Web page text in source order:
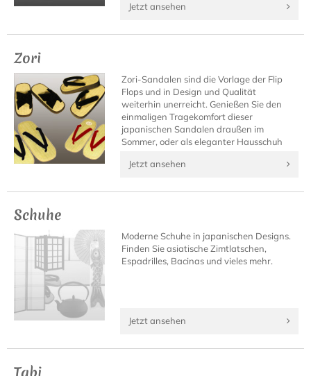
Jetzt ansehen
Zori
Zori-Sandalen sind die Vorlage der Flip
Flops und in Design und Qualität
weiterhin unerreicht. Genießen Sie den
einmaligen Tragekomfort dieser
japanischen Sandalen draußen im
Sommer, oder als eleganter Hausschuh
Jetzt ansehen
Schuhe
Moderne Schuhe in japanischen Designs.
Finden Sie asiatische Zimtlatschen,
Espadrilles, Bacinas und vieles mehr.
Jetzt ansehen
Tabi